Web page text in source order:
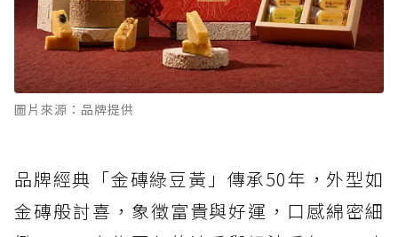
圖片來源：品牌提供
品牌經典「金磚綠豆黃」傳承50年，外型如
金磚般討喜，象徵富貴與好運，口感綿密細